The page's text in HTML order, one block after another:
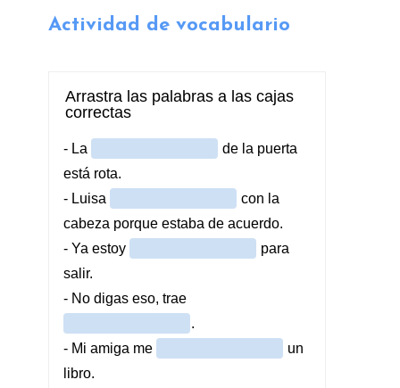
Actividad de vocabulario